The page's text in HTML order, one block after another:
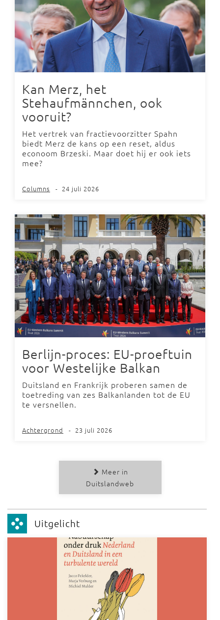
Kan Merz, het
Stehaufmännchen, ook
vooruit?
Het vertrek van fractievoorzitter Spahn
biedt Merz de kans op een reset, aldus
econoom Brzeski. Maar doet hij er ook iets
mee?
Columns - 24 juli 2026
Berlijn-proces: EU-proeftuin
voor Westelijke Balkan
Duitsland en Frankrijk proberen samen de
toetreding van zes Balkanlanden tot de EU
te versnellen.
Achtergrond - 23 juli 2026
Meer in
Duitslandweb
Uitgelicht